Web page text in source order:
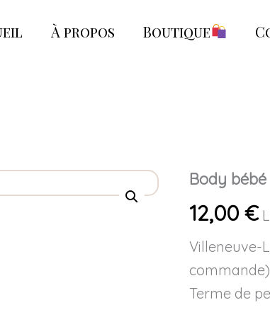
À propos Boutique
Body bébé
12,00€
Villeneuve-
commande)
Terme de
quantité
Body
bébé